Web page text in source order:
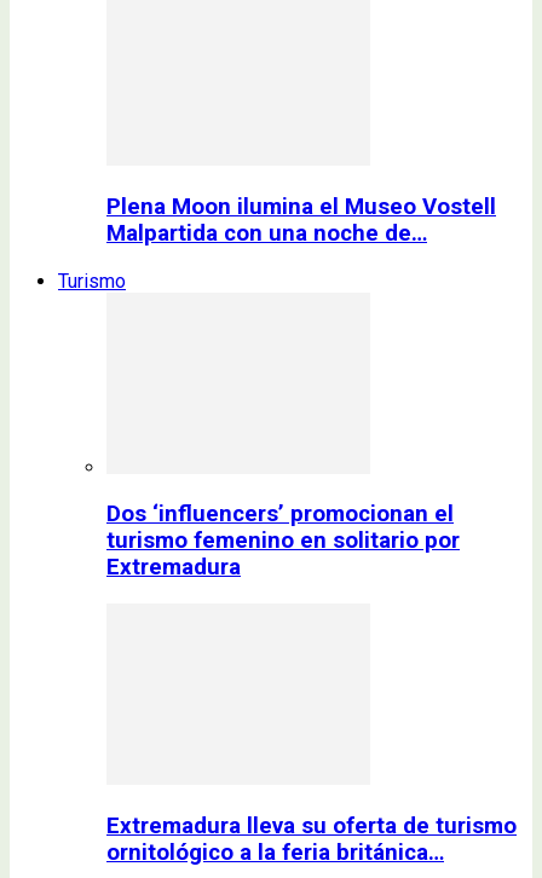
Plena Moon ilumina el Museo Vostell
Malpartida con una noche de…
Turismo
Dos ‘influencers’ promocionan el
turismo femenino en solitario por
Extremadura
Extremadura lleva su oferta de turismo
ornitológico a la feria británica…